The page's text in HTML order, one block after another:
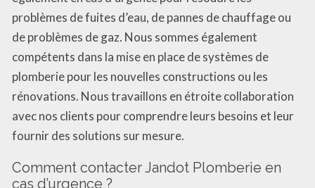
problèmes de fuites d’eau, de pannes de chauffage ou
de problèmes de gaz. Nous sommes également
compétents dans la mise en place de systèmes de
plomberie pour les nouvelles constructions ou les
rénovations. Nous travaillons en étroite collaboration
avec nos clients pour comprendre leurs besoins et leur
fournir des solutions sur mesure.
Comment contacter Jandot Plomberie en
cas d’urgence ?